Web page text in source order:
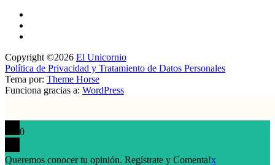
Copyright ©2026 El Unicornio
Política de Privacidad y Tratamiento de Datos Personales
Tema por: Theme Horse
Funciona gracias a: WordPress
0
Queremos conocer tu opinión. Regístrate y Comenta!x